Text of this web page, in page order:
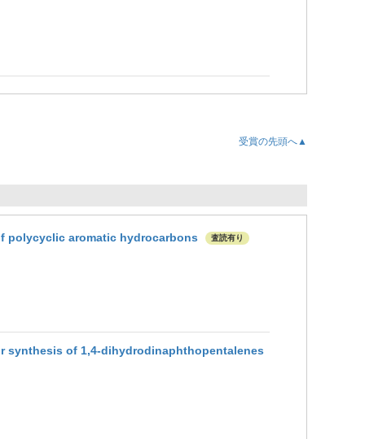
受賞の先頭へ▲
polycyclic aromatic hydrocarbons
査読有り
synthesis of 1,4-dihydrodinaphthopentalenes